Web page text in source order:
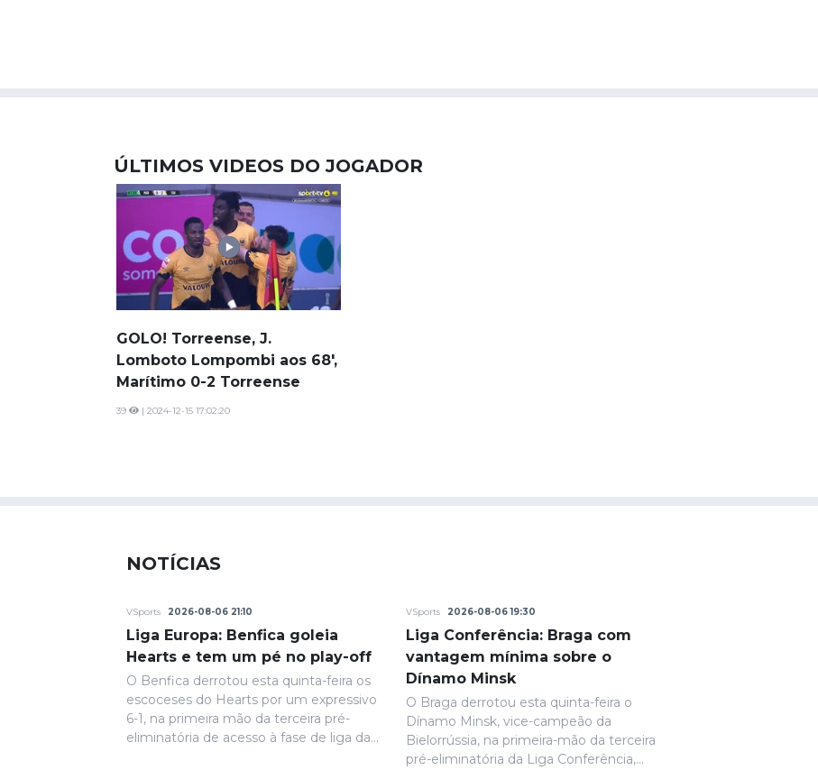
ÚLTIMOS VIDEOS DO JOGADOR
GOLO! Torreense, J.
Lomboto Lompombi aos 68',
Marítimo 0-2 Torreense
39 | 2024-12-15 17:02:20
NOTÍCIAS
VSports 2026-08-06 21:10
Liga Europa: Benfica goleia
Hearts e tem um pé no play-off
O Benfica derrotou esta quinta-feira os
escoceses do Hearts por um expressivo
6-1, na primeira mão da terceira pré-
eliminatória de acesso à fase de liga da
VSports 2026-08-06 19:30
Liga Conferência: Braga com
vantagem mínima sobre o
Dínamo Minsk
O Braga derrotou esta quinta-feira o
Dínamo Minsk, vice-campeão da
Bielorrússia, na primeira-mão da terceira
pré-eliminatória da Liga Conferência,